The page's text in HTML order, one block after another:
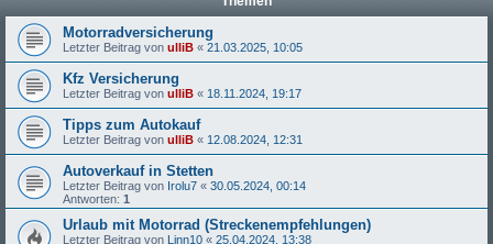
Motorradversicherung
Letzter Beitrag von ulliB « 21.03.2025, 10:05
Kfz Versicherung
Letzter Beitrag von ulliB « 18.11.2024, 19:17
Tipps zum Autokauf
Letzter Beitrag von ulliB « 12.08.2024, 12:31
Autoverkauf in Stetten
Letzter Beitrag von Irolu7 « 30.05.2024, 00:14
Antworten: 1
Urlaub mit Motorrad (Streckenempfehlungen)
Letzter Beitrag von Linn10 « 25.04.2024, 13:38